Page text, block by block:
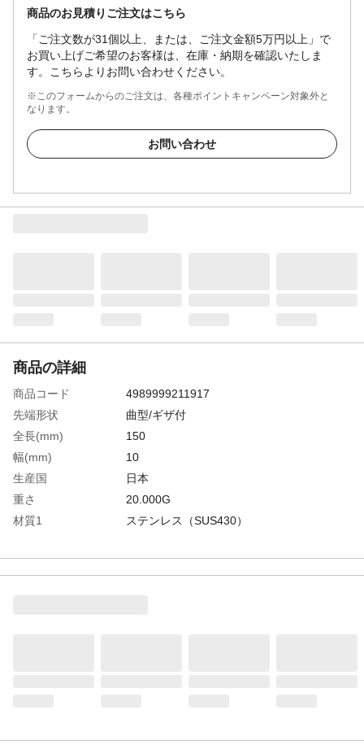
商品のお見積りご注文はこちら
「ご注文数が31個以上、または、ご注文金額5万円以上」で
お買い上げご希望のお客様は、在庫・納期を確認いたしま
す。こちらよりお問い合わせください。
※このフォームからのご注文は、各種ポイントキャンペーン対象外と
なります。
お問い合わせ
商品の詳細
商品コード
4989999211917
先端形状
曲型/ギザ付
全長(mm)
150
幅(mm)
10
生産国
日本
重さ
20.000G
材質1
ステンレス（SUS430）